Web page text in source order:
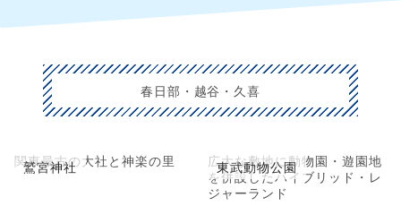
春日部・越谷・久喜
鷲宮神社
関東最古の大社と神楽の里 東武動物公園
広大な敷地に動物園・遊園地
を併設したハイブリッド・レ
ジャーランド